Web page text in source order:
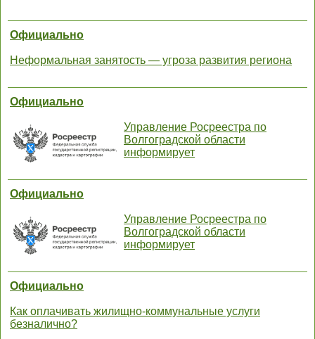
Официально
Неформальная занятость — угроза развития региона
Официально
Управление Росреестра по
Волгоградской области
информирует
Официально
Управление Росреестра по
Волгоградской области
информирует
Официально
Как оплачивать жилищно-коммунальные услуги
безналично?